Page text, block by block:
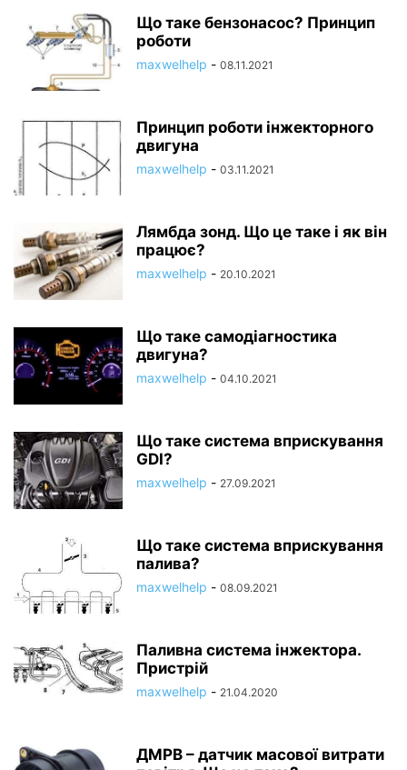
Що таке бензонасос? Принцип
роботи
maxwelhelp - 08.11.2021
Принцип роботи інжекторного
двигуна
maxwelhelp - 03.11.2021
Лямбда зонд. Що це таке і як він
працює?
maxwelhelp - 20.10.2021
Що таке самодіагностика
двигуна?
maxwelhelp - 04.10.2021
Що таке система вприскування
GDI?
maxwelhelp - 27.09.2021
Що таке система вприскування
палива?
maxwelhelp - 08.09.2021
Паливна система інжектора.
Пристрій
maxwelhelp - 21.04.2020
ДМРВ – датчик масової витрати